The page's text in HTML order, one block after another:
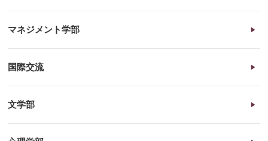
マネジメント学部
国際交流
文学部